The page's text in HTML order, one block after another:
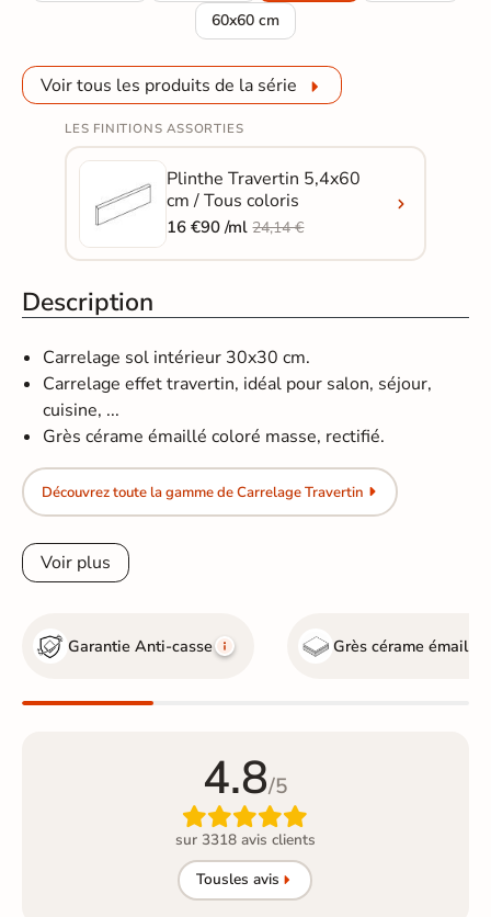
60x60 cm
Carrelage sol effet pierre Travertin Gris
Voir tous les produits de la série
LES FINITIONS ASSORTIES
Plinthe Travertin 5,4x60
cm / Tous coloris
16 €90 /ml24,14 €
Description
Carrelage sol intérieur 30x30 cm.
Carrelage effet travertin, idéal pour salon, séjour,
cuisine, ...
Grès cérame émaillé coloré masse, rectifié.
Découvrez toute la gamme de Carrelage Travertin
Voir plus
Garantie Anti-casse Grès cérame émaillé
4.8/5

sur 3318 avis clients
Tousles avis